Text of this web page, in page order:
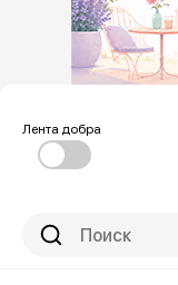
Лента добра